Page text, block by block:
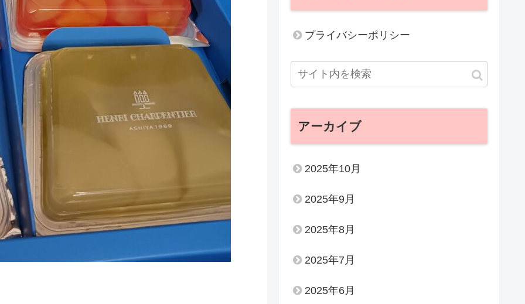
プライバシーポリシー
アーカイブ
2025年10月
2025年9月
2025年8月
2025年7月
2025年6月